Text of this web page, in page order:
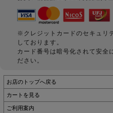
※クレジットカードのセキュリ
しております。
カード番号は暗号化されて安全
ださい。
お店のトップへ戻る
カートを見る
ご利用案内